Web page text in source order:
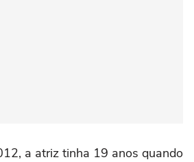
a atriz tinha 19 anos quando